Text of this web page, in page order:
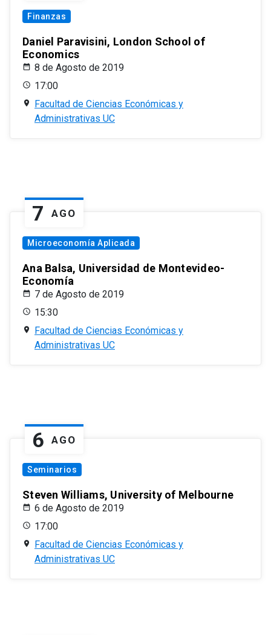
Finanzas
Daniel Paravisini, London School of
Economics
8 de Agosto de 2019
17:00
Facultad de Ciencias Económicas y
Administrativas UC
7 AGO
Microeconomía Aplicada
Ana Balsa, Universidad de Montevideo-
Economía
7 de Agosto de 2019
15:30
Facultad de Ciencias Económicas y
Administrativas UC
6 AGO
Seminarios
Steven Williams, University of Melbourne
6 de Agosto de 2019
17:00
Facultad de Ciencias Económicas y
Administrativas UC